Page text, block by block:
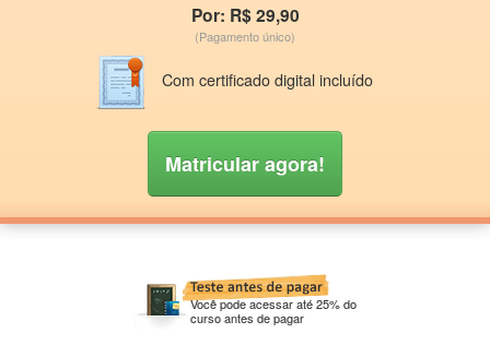
Por: R$ 29,90
(Pagamento único)
Com certificado digital incluído
Matricular agora!
Você pode acessar até 25% do
curso antes de pagar